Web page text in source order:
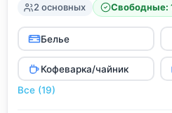
2 основных Свободные:
Белье
Кофеварка/чайник
Все (19)